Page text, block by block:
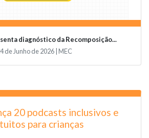
diagnóstico da Recomposição...
de Junho de 2026 | MEC
20 podcasts inclusivos e
para crianças